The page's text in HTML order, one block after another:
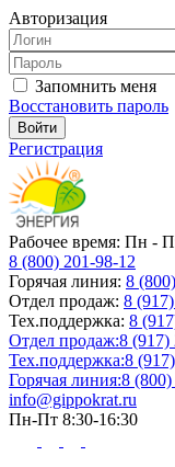
Авторизация
Запомнить меня
Восстановить пароль
Регистрация
Рабочее время: Пн -
8 (800) 201-98-12
Горячая линия: 8
Отдел продаж: 8
Тех.поддержка: 8
Отдел продаж:8 (917)
Тех.поддержка:8
Горячая линия:8
info@gippokrat.ru
Пн-Пт 8:30-16:30